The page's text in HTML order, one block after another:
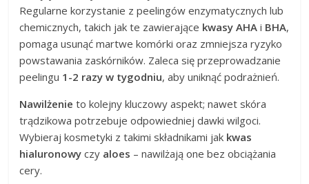
Regularne korzystanie z peelingów enzymatycznych lub
chemicznych, takich jak te zawierające kwasy AHA i BHA,
pomaga usunąć martwe komórki oraz zmniejsza ryzyko
powstawania zaskórników. Zaleca się przeprowadzanie
peelingu 1-2 razy w tygodniu, aby uniknąć podrażnień.
Nawilżenie to kolejny kluczowy aspekt; nawet skóra
trądzikowa potrzebuje odpowiedniej dawki wilgoci.
Wybieraj kosmetyki z takimi składnikami jak kwas
hialuronowy czy aloes – nawilżają one bez obciążania
cery.